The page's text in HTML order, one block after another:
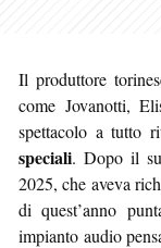
Il produttore
come Jovanotti,
spettacolo a tutto
speciali. Dopo il
2025, che aveva
di quest’anno
impianto audio